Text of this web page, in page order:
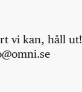
vi kan, håll ut!